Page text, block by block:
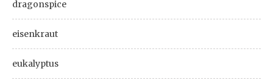
dragonspice
eisenkraut
eukalyptus